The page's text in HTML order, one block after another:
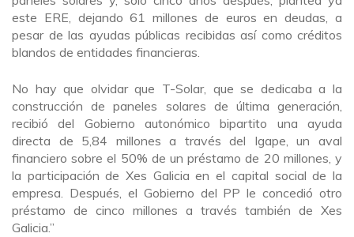
este ERE, dejando 61 millones de euros en deudas, a
pesar de las ayudas públicas recibidas así como créditos
blandos de entidades financieras.
No hay que olvidar que T-Solar, que se dedicaba a la
construcción de paneles solares de última generación,
recibió del Gobierno autonómico bipartito una ayuda
directa de 5,84 millones a través del Igape, un aval
financiero sobre el 50% de un préstamo de 20 millones, y
la participación de Xes Galicia en el capital social de la
empresa. Después, el Gobierno del PP le concedió otro
préstamo de cinco millones a través también de Xes
Galicia.”